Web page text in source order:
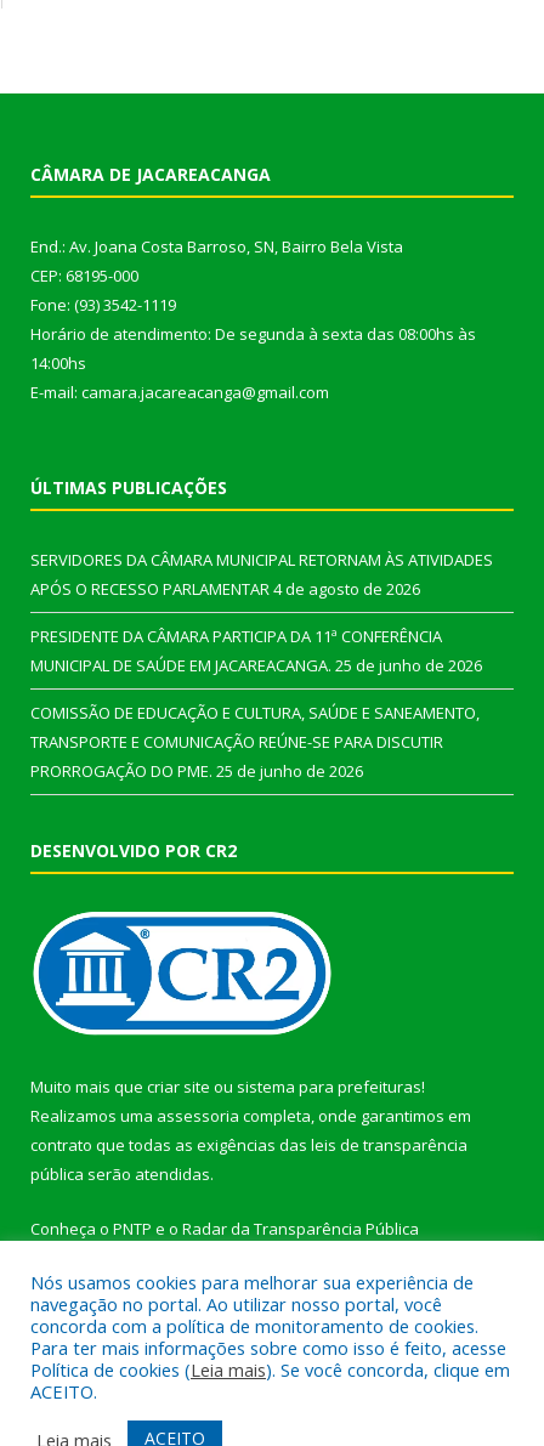
CÂMARA DE JACAREACANGA
End.: Av. Joana Costa Barroso, SN, Bairro Bela Vista
CEP: 68195-000
Fone: (93) 3542-1119
Horário de atendimento: De segunda à sexta das 08:00hs às
14:00hs
E-mail: camara.jacareacanga@gmail.com
ÚLTIMAS PUBLICAÇÕES
SERVIDORES DA CÂMARA MUNICIPAL RETORNAM ÀS ATIVIDADES
APÓS O RECESSO PARLAMENTAR4 de agosto de 2026
PRESIDENTE DA CÂMARA PARTICIPA DA 11ª CONFERÊNCIA
MUNICIPAL DE SAÚDE EM JACAREACANGA. 25 de junho de 2026
COMISSÃO DE EDUCAÇÃO E CULTURA, SAÚDE E SANEAMENTO,
TRANSPORTE E COMUNICAÇÃO REÚNE-SE PARA DISCUTIR
PRORROGAÇÃO DO PME. 25 de junho de 2026
DESENVOLVIDO POR CR2
Muito mais que criar site ou sistema para prefeituras!
Realizamos uma assessoria completa, onde garantimos em
contrato que todas as exigências das leis de transparência
pública serão atendidas.
Conheça o PNTP e o Radar da Transparência Pública
Todos os direitos reservados a Câmara Municipal de
Jacareacanga.
Mapa do Site Acessar Área Administrativa
Nós usamos cookies para melhorar sua experiência de
navegação no portal. Ao utilizar nosso portal, você
concorda com a política de monitoramento de cookies.
Para ter mais informações sobre como isso é feito, acesse
Política de cookies (Leia mais). Se você concorda, clique em
ACEITO.
Leia mais
ACEITO